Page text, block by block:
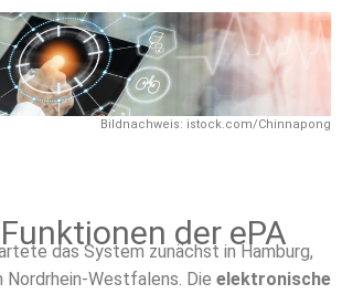
Bildnachweis: istock.com/Chinnapong
der ePA
das System zunächst in Hamburg,
Nordrhein-Westfalens. Die elektronische